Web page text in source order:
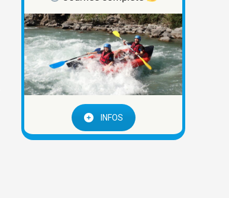
INFOS